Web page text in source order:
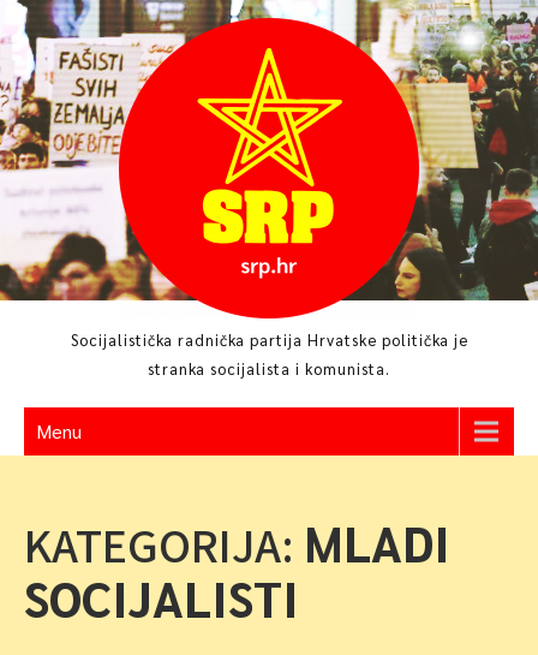
Skip
to
content
Socijalistička radnička partija Hrvatske politička je
stranka socijalista i komunista.
Menu
KATEGORIJA: MLADI
SOCIJALISTI